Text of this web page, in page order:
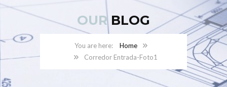
OURBLOG
Home
Corredor Entrada-Foto1